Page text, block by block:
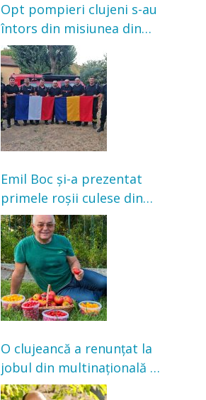
Opt pompieri clujeni s-au
întors din misiunea din
Franța. Au intervenit la
incendii de vegetație și
pădure
Emil Boc și-a prezentat
primele roșii culese din
grădină: „Niciun magazin
nu poate oferi această
satisfacție”
O clujeancă a renunțat la
jobul din multinațională și
s-a mutat la țară. Acum